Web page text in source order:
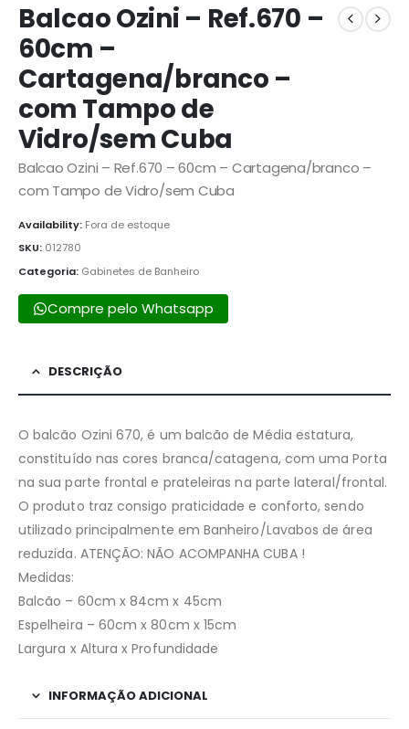
Balcao Ozini – Ref.670 –
60cm –
Cartagena/branco –
com Tampo de
Vidro/sem Cuba
Balcao Ozini – Ref.670 – 60cm – Cartagena/branco –
com Tampo de Vidro/sem Cuba
Availability: Fora de estoque
SKU: 012780
Categoria: Gabinetes de Banheiro
Compre pelo Whatsapp
DESCRIÇÃO
O balcão Ozini 670, é um balcão de Média estatura,
constituído nas cores branca/catagena, com uma Porta
na sua parte frontal e prateleiras na parte lateral/frontal.
O produto traz consigo praticidade e conforto, sendo
utilizado principalmente em Banheiro/Lavabos de área
reduzida. ATENÇÃO: NÃO ACOMPANHA CUBA !
Medidas:
Balcão – 60cm x 84cm x 45cm
Espelheira – 60cm x 80cm x 15cm
Largura x Altura x Profundidade
INFORMAÇÃO ADICIONAL